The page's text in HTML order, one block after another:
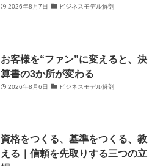
2026年8月7日 ビジネスモデル解剖
お客様を“ファン”に変えると、決
算書の3か所が変わる
2026年8月6日 ビジネスモデル解剖
資格をつくる、基準をつくる、教
える｜信頼を先取りする三つの立